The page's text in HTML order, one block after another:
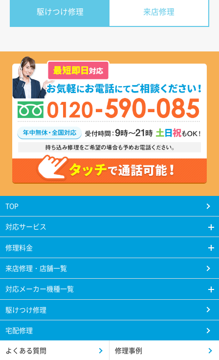
駆けつけ修理 来店修理
TOP
対応サービス
修理料金
来店修理・店舗一覧
対応メーカー機種一覧
駆けつけ修理
宅配修理
よくある質問 修理事例